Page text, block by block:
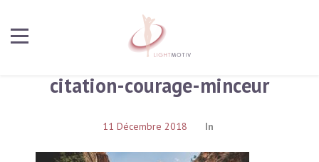
citation-courage-minceur
11 Décembre 2018 In